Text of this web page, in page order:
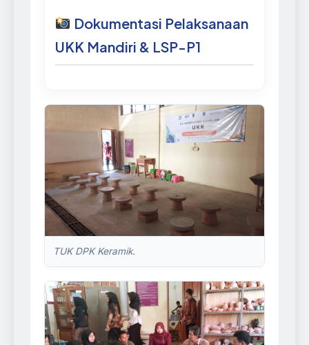
Dokumentasi Pelaksanaan
UKK Mandiri & LSP-P1
TUK DPK Keramik.